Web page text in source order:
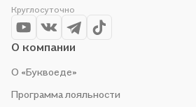
Круглосуточно
О компании
О «Буквоеде»
Программа лояльности